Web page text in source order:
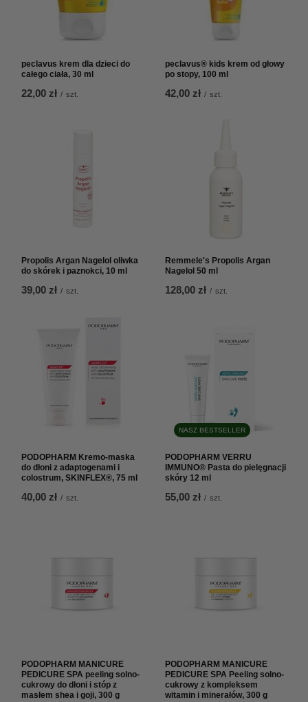
peclavus krem dla dzieci do
całego ciała, 30 ml
22,00 zł / szt.
peclavus® kids krem od głowy
po stopy, 100 ml
42,00 zł / szt.
Propolis Argan Nagelol oliwka
do skórek i paznokci, 10 ml
39,00 zł / szt.
Remmele's Propolis Argan
Nagelol 50 ml
128,00 zł / szt.
PODOPHARM Kremo-maska
do dłoni z adaptogenami i
colostrum, SKINFLEX®, 75 ml
40,00 zł / szt.
NASZ BESTSELLER
PODOPHARM VERRU
IMMUNO® Pasta do pielęgnacji
skóry 12 ml
55,00 zł / szt.
PODOPHARM MANICURE
PEDICURE SPA peeling solno-
cukrowy do dłoni i stóp z
masłem shea i goji, 300 g
PODOPHARM MANICURE
PEDICURE SPA Peeling solno-
cukrowy z kompleksem
witamin i minerałów, 300 g